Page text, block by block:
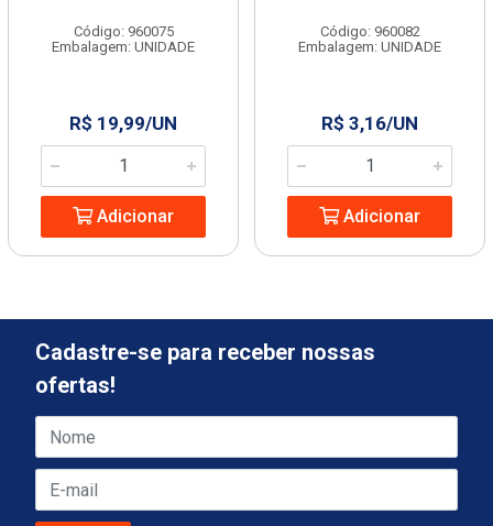
Código: 960075
Embalagem: UNIDADE
R$ 19,99/UN
Adicionar
Código: 960082
Embalagem: UNIDADE
R$ 3,16/UN
Adicionar
Cadastre-se para receber nossas
ofertas!